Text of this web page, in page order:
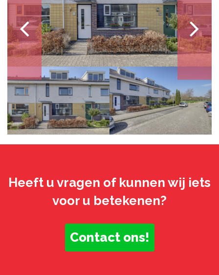
Heeft u vragen of kunnen wij iets
voor u betekenen?
Contact ons!